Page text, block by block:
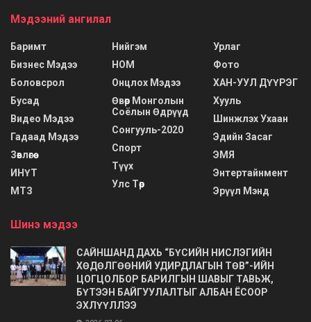
Мэдээний ангилал
Баримт
Бизнес Мэдээ
Боловсрол
Бусад
Видео Мэдээ
Гадаад Мэдээ
Зөвлөгөө
ИНҮТ
МТЗ
Нийгэм
НОМ
Онцлох Мэдээ
Өвөр Монголын
Соёлын Өдрүүд
Сонгууль-2020
Спорт
Түүх
Улс Төр
Урлаг
Фото
ХАН-УУЛ ДҮҮРЭГ
Хууль
Шинжлэх Ухаан
Эдийн Засаг
ЭМЯ
Энтертайнмент
Эрүүл Мэнд
Шинэ мэдээ
САЙНШАНД ДАХЬ “БҮСИЙН НИСЛЭГИЙН
ХӨДӨЛГӨӨНИЙ УДИРДЛАГЫН ТӨВ”-ИЙН
ЦОГЦОЛБОР БАРИЛГЫН ШАВЫГ ТАВЬЖ,
БҮТЭЭН БАЙГУУЛАЛТЫГ АЛБАН ЁСООР
ЭХЛҮҮЛЛЭЭ